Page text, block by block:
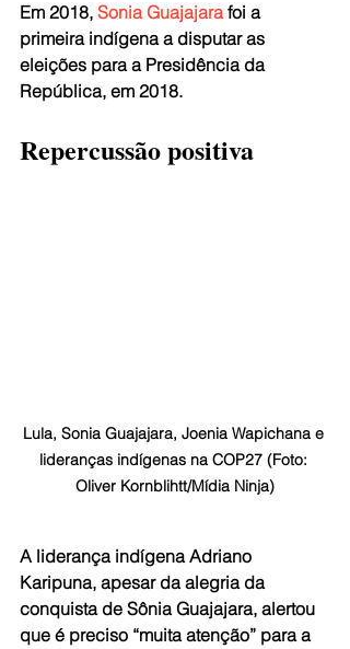
Em 2018, Sonia Guajajara foi a
primeira indígena a disputar as
eleições para a Presidência da
República, em 2018.
Repercussão positiva
Lula, Sonia Guajajara, Joenia Wapichana e
lideranças indígenas na COP27 (Foto:
Oliver Kornblihtt/Mídia Ninja)
A liderança indígena Adriano
Karipuna, apesar da alegria da
conquista de Sônia Guajajara, alertou
que é preciso “muita atenção” para a